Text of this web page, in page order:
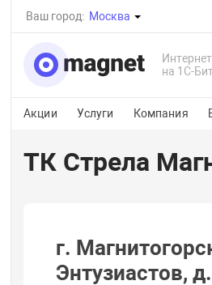
Ваш город: Москва
на 1С-
Акции Услуги Компания
Каталог
Электроника
ТК Стрела
г.
Энтузиастов,